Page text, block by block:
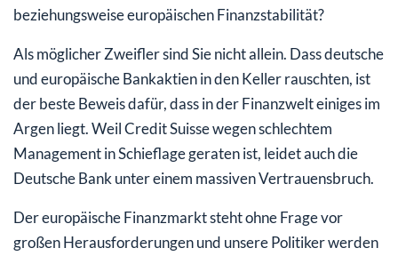
beziehungsweise europäischen Finanzstabilität?
Als möglicher Zweifler sind Sie nicht allein. Dass deutsche
und europäische Bankaktien in den Keller rauschten, ist
der beste Beweis dafür, dass in der Finanzwelt einiges im
Argen liegt. Weil Credit Suisse wegen schlechtem
Management in Schieflage geraten ist, leidet auch die
Deutsche Bank unter einem massiven Vertrauensbruch.
Der europäische Finanzmarkt steht ohne Frage vor
großen Herausforderungen und unsere Politiker werden